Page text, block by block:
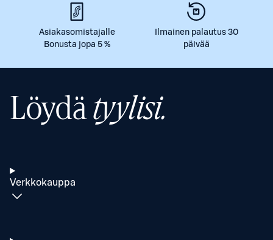
Asiakasomistajalle
Bonusta jopa 5 %
Ilmainen palautus 30
päivää
Löydätyylisi.
Verkkokauppa